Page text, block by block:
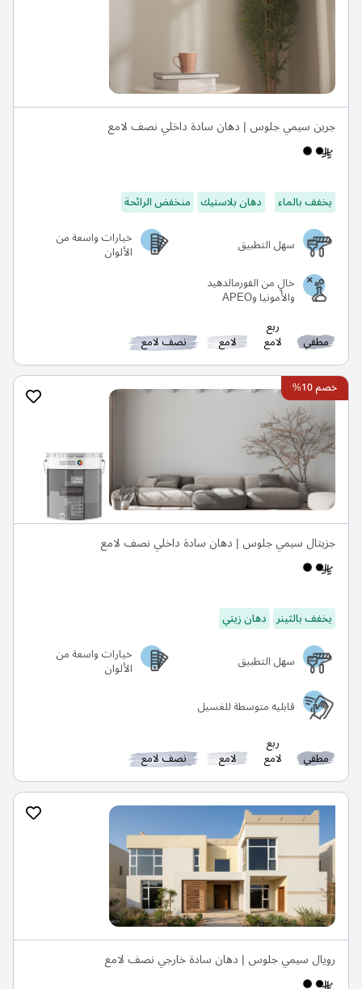
جرين سيمي جلوس | دهان سادة داخلي نصف لامع
يخفف بالماء دهان بلاستيك منخفض الرائحة
سهل التطبيق
خيارات واسعة من
الألوان
خالٍ من الفورمالدهيد
والأمونيا وAPEO
مطفي
ربع
لامع لامع نصف لامع
خصم 10%
جزيتال سيمي جلوس | دهان سادة داخلي نصف لامع
يخفف بالثينر دهان زيتي
سهل التطبيق
خيارات واسعة من
الألوان
قابليه متوسطة للغسيل
مطفي
ربع
لامع لامع نصف لامع
رويال سيمي جلوس | دهان سادة خارجي نصف لامع